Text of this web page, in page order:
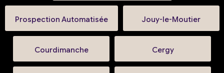
Prospection Automatisée Jouy-le-Moutier
Courdimanche Cergy